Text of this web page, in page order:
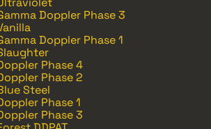
Doppler Phase 3
Doppler Phase 1
Phase 4
Phase 2
Steel
Phase 1
Phase 3